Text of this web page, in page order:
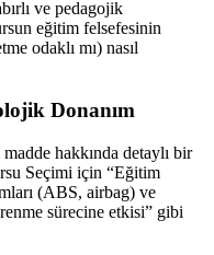
ve pedagojik
eğitim felsefesinin
odaklı mı) nasıl
Donanım
hakkında detaylı bir
Seçimi için “Eğitim
(ABS, airbag) ve
sürecine etkisi” gibi